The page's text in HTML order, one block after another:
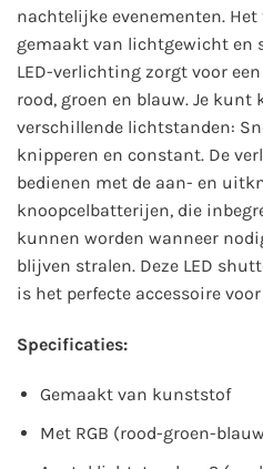
nachtelijke evenementen.
gemaakt van lichtgewicht en
LED-verlichting zorgt voor
rood, groen en blauw. Je kunt
verschillende lichtstanden:
knipperen en constant. De
bedienen met de aan- en
knoopcelbatterijen, die
kunnen worden wanneer
blijven stralen. Deze LED
is het perfecte accessoire
Specificaties:
Gemaakt van kunststof
Met RGB (rood-groen-